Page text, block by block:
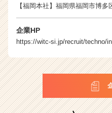
【福岡本社】福岡県福岡市博
企業HP
https://witc-si.jp/recruit/techno/